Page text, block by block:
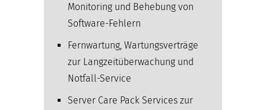
Monitoring und Behebung von
Software-Fehlern
Fernwartung, Wartungsverträge
zur Langzeitüberwachung und
Notfall-Service
Server Care Pack Services zur